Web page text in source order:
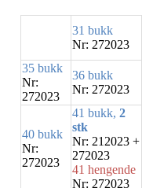
31 bukk
Nr: 272023
35 bukk
Nr:
272023
36 bukk
Nr: 272023
40 bukk
Nr:
272023
41 bukk, 2
stk
Nr: 212023 +
272023
41 hengende
Nr: 272023